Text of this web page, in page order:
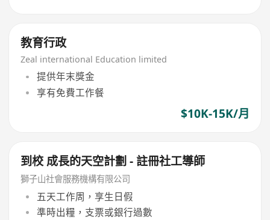
教育行政
Zeal international Education limited
提供年末獎金
享有免費工作餐
$10K-15K/月
到校 成長的天空計劃 - 註冊社工導師
獅子山社會服務機構有限公司
五天工作周，享生日假
準時出糧，支票或銀行過數